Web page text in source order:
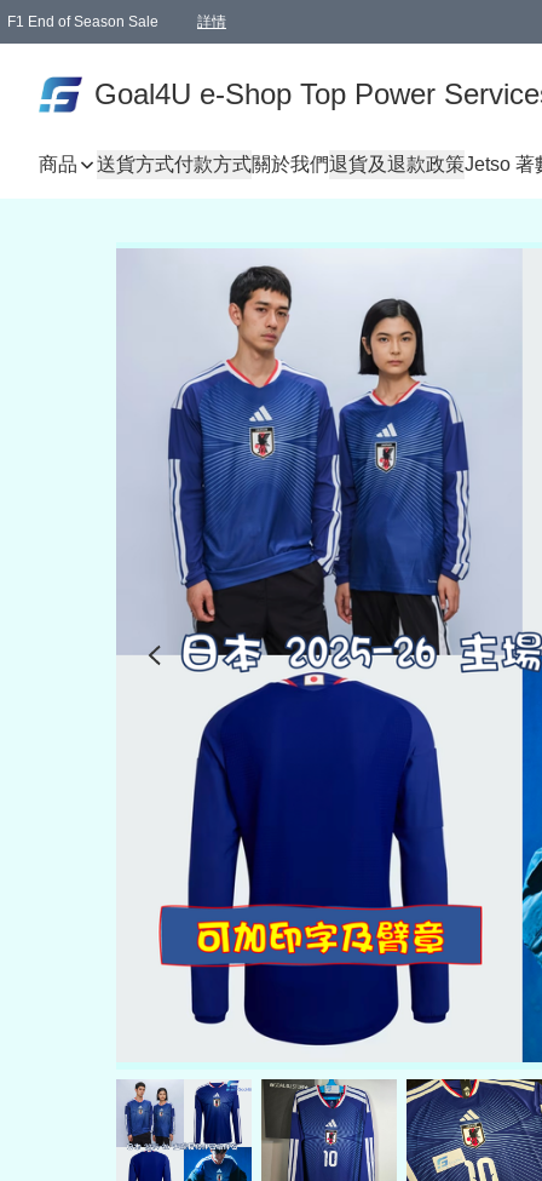
F1 End of Season Sale 詳情
Goal4U e-Shop Top Power
商品 送貨方式付款方式關於我們退貨及退款政策Jetso 著